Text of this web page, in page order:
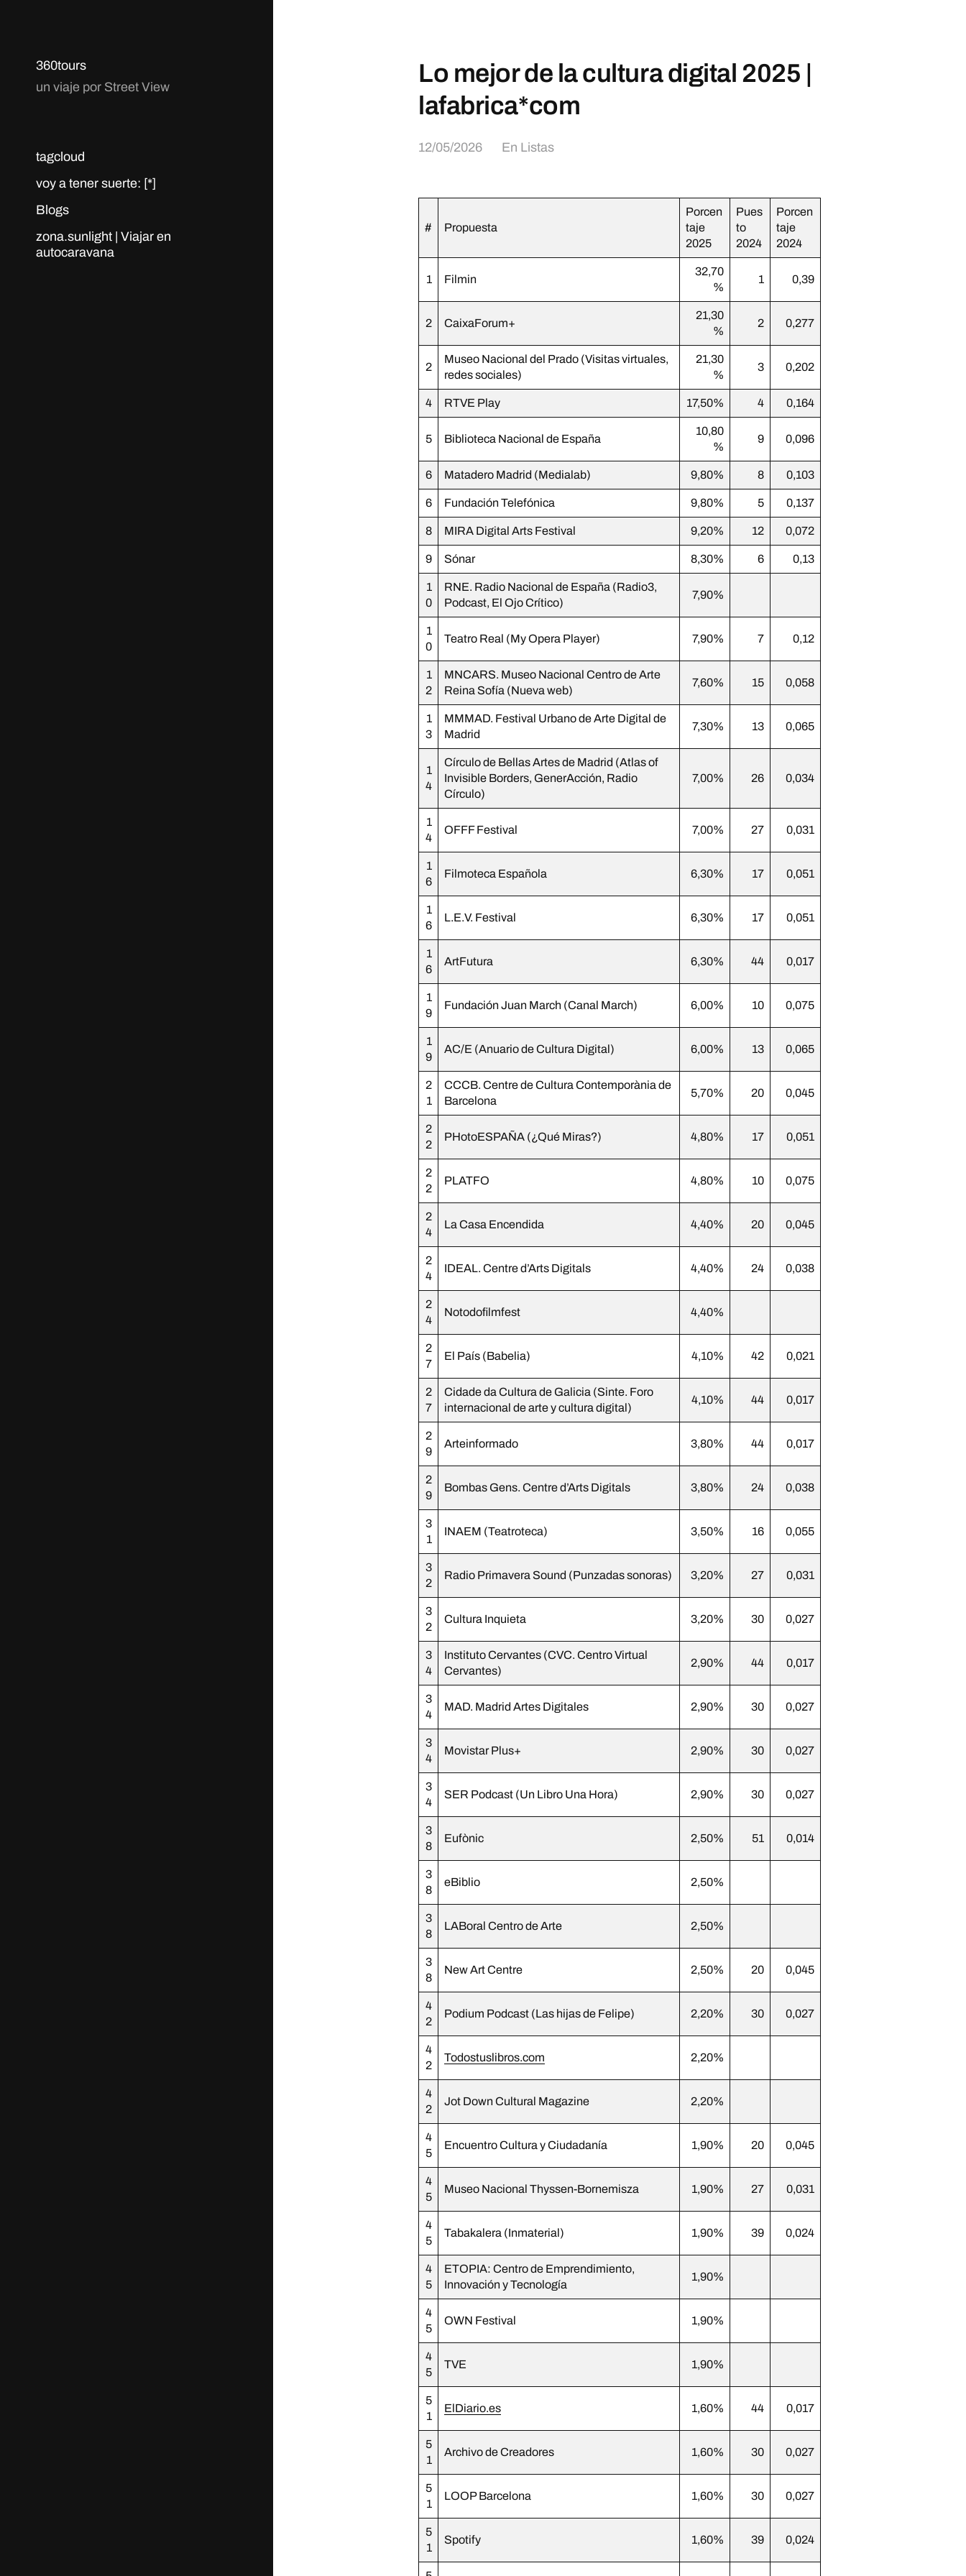
360tours
un viaje por Street View
tagcloud
voy a tener suerte: [*]
Blogs
zona.sunlight | Viajar en
autocaravana
Lo mejor de la cultura digital 2025 |
lafabrica*com
12/05/2026 En Listas
# Propuesta
Porcen
taje
2025
Pues
to
2024
Porcen
taje
2024
1 Filmin
32,70
%
1 0,39
2 CaixaForum+
21,30
%
2 0,277
2
Museo Nacional del Prado (Visitas virtuales,
redes sociales)
21,30
%
3 0,202
4 RTVE Play 17,50% 4 0,164
5 Biblioteca Nacional de España
10,80
%
9 0,096
6 Matadero Madrid (Medialab) 9,80% 8 0,103
6 Fundación Telefónica 9,80% 5 0,137
8 MIRA Digital Arts Festival 9,20% 12 0,072
9 Sónar 8,30% 6 0,13
1
0
RNE. Radio Nacional de España (Radio3,
Podcast, El Ojo Crítico)
7,90%
1
0
Teatro Real (My Opera Player) 7,90% 7 0,12
1
2
MNCARS. Museo Nacional Centro de Arte
Reina Sofía (Nueva web)
7,60% 15 0,058
1
3
MMMAD. Festival Urbano de Arte Digital de
Madrid
7,30% 13 0,065
1
4
Círculo de Bellas Artes de Madrid (Atlas of
Invisible Borders, GenerAcción, Radio
Círculo)
7,00% 26 0,034
1
4
OFFF Festival 7,00% 27 0,031
1
6
Filmoteca Española 6,30% 17 0,051
1
6
L.E.V. Festival 6,30% 17 0,051
1
6
ArtFutura 6,30% 44 0,017
1
9
Fundación Juan March (Canal March) 6,00% 10 0,075
1
9
AC/E (Anuario de Cultura Digital) 6,00% 13 0,065
2
1
CCCB. Centre de Cultura Contemporània de
Barcelona
5,70% 20 0,045
2
2
PHotoESPAÑA (¿Qué Miras?) 4,80% 17 0,051
2
2
PLATFO 4,80% 10 0,075
2
4
La Casa Encendida 4,40% 20 0,045
2
4
IDEAL. Centre d’Arts Digitals 4,40% 24 0,038
2
4
Notodofilmfest 4,40%
2
7
El País (Babelia) 4,10% 42 0,021
2
7
Cidade da Cultura de Galicia (Sinte. Foro
internacional de arte y cultura digital)
4,10% 44 0,017
2
9
Arteinformado 3,80% 44 0,017
2
9
Bombas Gens. Centre d’Arts Digitals 3,80% 24 0,038
3
1
INAEM (Teatroteca) 3,50% 16 0,055
3
2
Radio Primavera Sound (Punzadas sonoras) 3,20% 27 0,031
3
2
Cultura Inquieta 3,20% 30 0,027
3
4
Instituto Cervantes (CVC. Centro Virtual
Cervantes)
2,90% 44 0,017
3
4
MAD. Madrid Artes Digitales 2,90% 30 0,027
3
4
Movistar Plus+ 2,90% 30 0,027
3
4
SER Podcast (Un Libro Una Hora) 2,90% 30 0,027
3
8
Eufònic 2,50% 51 0,014
3
8
eBiblio 2,50%
3
8
LABoral Centro de Arte 2,50%
3
8
New Art Centre 2,50% 20 0,045
4
2
Podium Podcast (Las hijas de Felipe) 2,20% 30 0,027
4
2
Todostuslibros.com 2,20%
4
2
Jot Down Cultural Magazine 2,20%
4
5
Encuentro Cultura y Ciudadanía 1,90% 20 0,045
4
5
Museo Nacional Thyssen-Bornemisza 1,90% 27 0,031
4
5
Tabakalera (Inmaterial) 1,90% 39 0,024
4
5
ETOPIA: Centro de Emprendimiento,
Innovación y Tecnología
1,90%
4
5
OWN Festival 1,90%
4
5
TVE 1,90%
5
1
ElDiario.es 1,60% 44 0,017
5
1
Archivo de Creadores 1,60% 30 0,027
5
1
LOOP Barcelona 1,60% 30 0,027
5
1
Spotify 1,60% 39 0,024